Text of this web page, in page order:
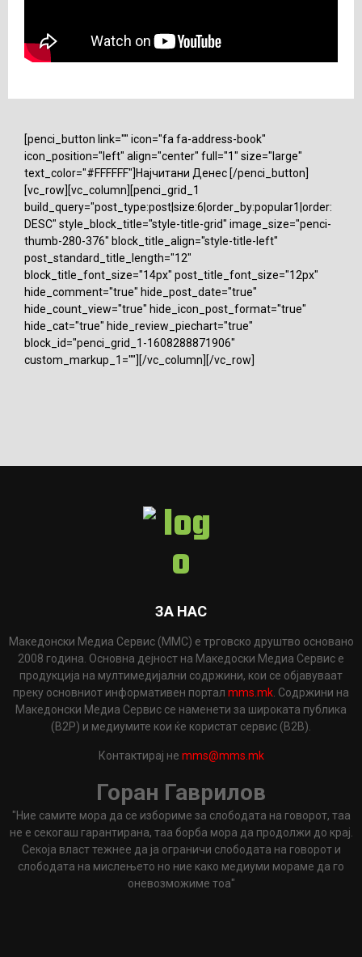
[penci_button link="" icon="fa fa-address-book"
icon_position="left" align="center" full="1" size="large"
text_color="#FFFFFF"]Најчитани Денес [/penci_button]
[vc_row][vc_column][penci_grid_1
build_query="post_type:post|size:6|order_by:popular1|order:
DESC" style_block_title="style-title-grid" image_size="penci-
thumb-280-376" block_title_align="style-title-left"
post_standard_title_length="12"
block_title_font_size="14px" post_title_font_size="12px"
hide_comment="true" hide_post_date="true"
hide_count_view="true" hide_icon_post_format="true"
hide_cat="true" hide_review_piechart="true"
block_id="penci_grid_1-1608288871906"
custom_markup_1=""][/vc_column][/vc_row]
ЗА НАС
Македонски Медиа Сервис (ММС) е трговско друштво основано
2008 година. Основна дејност на Македоски Медиа Сервис е
продукција на мултимедијални содржини, кои се објавуваат
преку основниот информативен портал mms.mk . Содржини на
Македонски Медиа Сервис се наменети за широката публика
(B2P) и медиумите кои ќе користат сервис (B2B).
Контактирај не mms@mms.mk
Горан Гаврилов
"Ние самите мора да се избориме за слободата на говорот, таа
не е секогаш гарантирана, таа борба мора да продолжи до крај.
Секоја власт тежнее да ја ограничи слободата на говорот и
слободата на мислењето но ние како медиуми мораме да го
оневозможиме тоа"